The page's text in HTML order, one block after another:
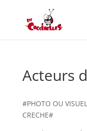
Acteurs
#PHOTO OU
CRECHE#